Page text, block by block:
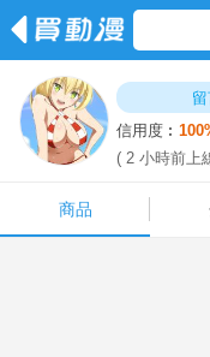
信用度︰
( 2 小時前上
商品
商品